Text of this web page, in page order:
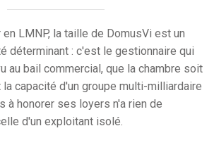
LMNP, la taille de DomusVi est un
déterminant : c'est le gestionnaire qui
au bail commercial, que la chambre soit
la capacité d'un groupe multi-milliardaire
à honorer ses loyers n'a rien de
d'un exploitant isolé.